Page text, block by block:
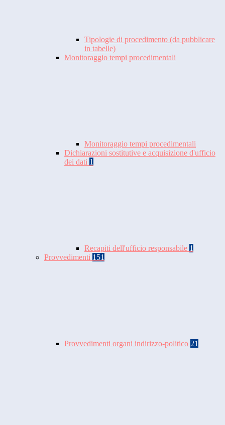
Tipologie di procedimento (da pubblicare
in tabelle)
Monitoraggio tempi procedimentali
Monitoraggio tempi procedimentali
Dichiarazioni sostitutive e acquisizione d'ufficio
dei dati 1
Recapiti dell'ufficio responsabile 1
Provvedimenti 151
Provvedimenti organi indirizzo-politico 21